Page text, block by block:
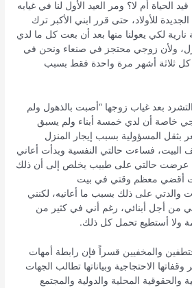
الحياة أم لا؟ ومر العيد الأول لنا في غيابه
للأولاد، حتى قرر ابني الأكبر ترك
لكي يعولنا منها بعد أن بعت كل ما لدي
ولأن زوجي محتجز في صنعاء ونحن في
كل ثلاثة أشهر مرة واحدة فقط بسبب
بعد غياب زوجها “أصبت بالذهول ولم
خاصة أن لدي خمسة أبناء ولم يسبق
المسؤولية بسبب إيجار المنزل
فساءت حالتي النفسية وبدأت أعاني
عرضت حالتي على طبيب يخلص إلى أن ذلك
أقضي معظم وقتي في بيت
والدتي على ذلك بسبب ما أعانيه، لكنني
من أجل أبنائي، رغم أني في كثير من
ولا أستطيع تحمل كل ذلك.
والمخفيين قسراً فإن رابطة أمهات
الاحتجاجية وبياناتها تطالب الجهات
والحقوقية المحلية والدولية والمجتمع